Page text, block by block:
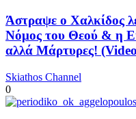
Άστραψε ο Χαλκίδος
Νόμος του Θεού & η
αλλά Μάρτυρες!
Skiathos Channel
0